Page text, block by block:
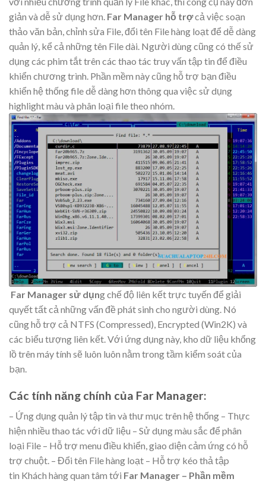
giản và dễ sử dụng hơn. Far Manager hỗ trợcả việc soạn
thảo văn bản, chỉnh sửa File, đổi tên File hàng loạt để dễ dàng
quản lý, kể cả những tên File dài. Người dùng cũng có thế sử
dụng các phim tắt trên các thao tác truy vấn tập tin để điều
khiển chương trình. Phần mềm này cũng hỗ trợ bạn điều
khiển hệ thống file dễ dàng hơn thông qua việc sử dụng
highlight màu và phân loại file theo nhóm.
Far Manager sử dụng chế độ liên kết trực tuyến để giải
quyết tất cả những vấn đề phát sinh cho người dùng. Nó
cũng hỗ trợ cả NTFS (Compressed), Encrypted (Win2K) và
các biểu tượng liên kết. Với ứng dụng này, kho dữ liệu khổng
lồ trên máy tính sẽ luôn luôn nằm trong tầm kiểm soát của
bạn.
Các tính năng chính của Far Manager:
– Ứng dụng quản lý tập tin và thư mục trên hệ thống – Thực
hiện nhiều thao tác với dữ liệu – Sử dụng màu sắc để phân
loại File – Hỗ trợ menu điều khiển, giao diện cảm ứng có hỗ
trợ chuột. – Đổi tên File hàng loạt – Hỗ trợ kéo thả tập
tin Khách hàng quan tâm tới Far Manager – Phần mềm